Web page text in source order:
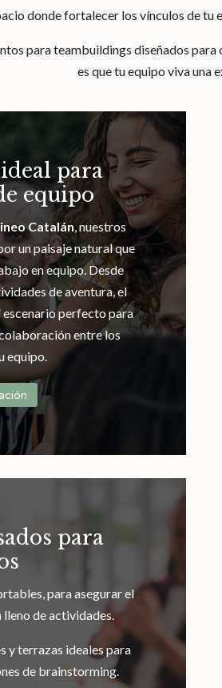
donde fortalecer los vínculos de
para teambuildings diseñados
es que tu equipo viva una
para
equipo
Catalán, nuestros
un paisaje natural que
en equipo. Desde
de aventura, el
escenario perfecto para
entre los
equipo.
para
para asegurar el
lleno de actividades.
y terrazas ideales para
de brainstorming.